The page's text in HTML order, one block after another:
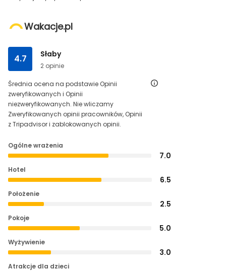
Wakacje.pl
4.7 Słaby
2 opinie
Średnia ocena na podstawie Opinii
zweryfikowanych i Opinii
niezweryfikowanych. Nie wliczamy
Zweryfikowanych opinii pracowników, Opinii
z Tripadvisor i zablokowanych opinii.
Ogólne wrażenia
7.0
Hotel
6.5
Położenie
2.5
Pokoje
5.0
Wyżywienie
3.0
Atrakcje dla dzieci